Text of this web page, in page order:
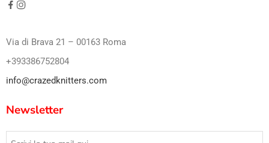
Via di Brava 21 – 00163 Roma
+393386752804
info@crazedknitters.com
Newsletter